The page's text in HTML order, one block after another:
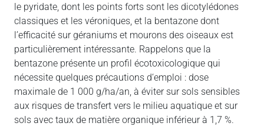
le pyridate, dont les points forts sont les dicotylédones
classiques et les véroniques, et la bentazone dont
l’efficacité sur géraniums et mourons des oiseaux est
particulièrement intéressante. Rappelons que la
bentazone présente un profil écotoxicologique qui
nécessite quelques précautions d‘emploi : dose
maximale de 1 000 g/ha/an, à éviter sur sols sensibles
aux risques de transfert vers le milieu aquatique et sur
sols avec taux de matière organique inférieur à 1,7 %.